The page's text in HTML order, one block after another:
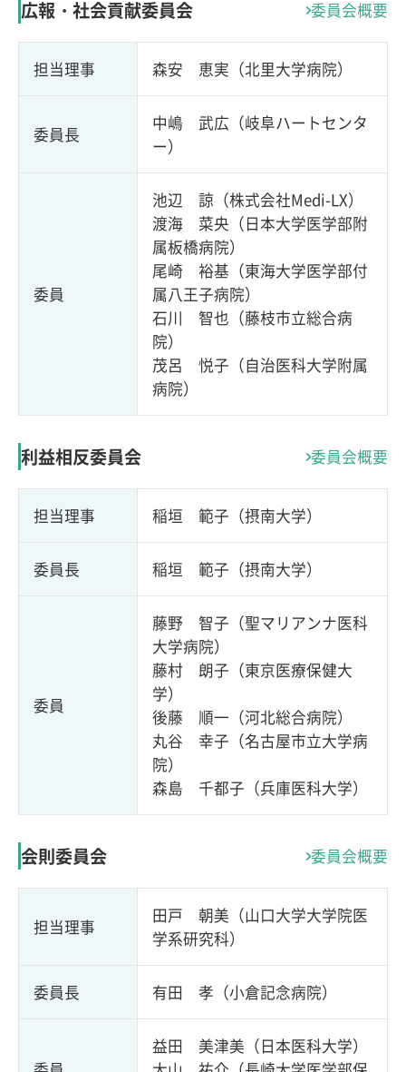
広報・社会貢献委員会 委員会概要
担当理事 森安 恵実（北里大学病院）
委員長
中嶋 武広（岐阜ハートセンタ
ー）
委員
池辺 諒（株式会社Medi-LX）
渡海 菜央（日本大学医学部附
属板橋病院）
尾崎 裕基（東海大学医学部付
属八王子病院）
石川 智也（藤枝市立総合病
院）
茂呂 悦子（自治医科大学附属
病院）
利益相反委員会 委員会概要
担当理事 稲垣 範子（摂南大学）
委員長 稲垣 範子（摂南大学）
委員
藤野 智子（聖マリアンナ医科
大学病院）
藤村 朗子（東京医療保健大
学）
後藤 順一（河北総合病院）
丸谷 幸子（名古屋市立大学病
院）
森島 千都子（兵庫医科大学）
会則委員会 委員会概要
担当理事
田戸 朝美（山口大学大学院医
学系研究科）
委員長 有田 孝（小倉記念病院）
益田 美津美（日本医科大学）